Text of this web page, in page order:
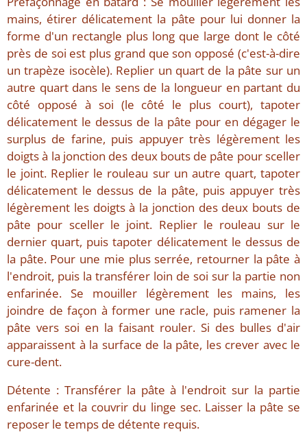
mains, étirer délicatement la pâte pour lui donner la
forme d'un rectangle plus long que large dont le côté
près de soi est plus grand que son opposé (c'est-à-dire
un trapèze isocèle). Replier un quart de la pâte sur un
autre quart dans le sens de la longueur en partant du
côté opposé à soi (le côté le plus court), tapoter
délicatement le dessus de la pâte pour en dégager le
surplus de farine, puis appuyer très légèrement les
doigts à la jonction des deux bouts de pâte pour sceller
le joint. Replier le rouleau sur un autre quart, tapoter
délicatement le dessus de la pâte, puis appuyer très
légèrement les doigts à la jonction des deux bouts de
pâte pour sceller le joint. Replier le rouleau sur le
dernier quart, puis tapoter délicatement le dessus de
la pâte. Pour une mie plus serrée, retourner la pâte à
l'endroit, puis la transférer loin de soi sur la partie non
enfarinée. Se mouiller légèrement les mains, les
joindre de façon à former une racle, puis ramener la
pâte vers soi en la faisant rouler. Si des bulles d'air
apparaissent à la surface de la pâte, les crever avec le
cure-dent.
Détente : Transférer la pâte à l'endroit sur la partie
enfarinée et la couvrir du linge sec. Laisser la pâte se
reposer le temps de détente requis.